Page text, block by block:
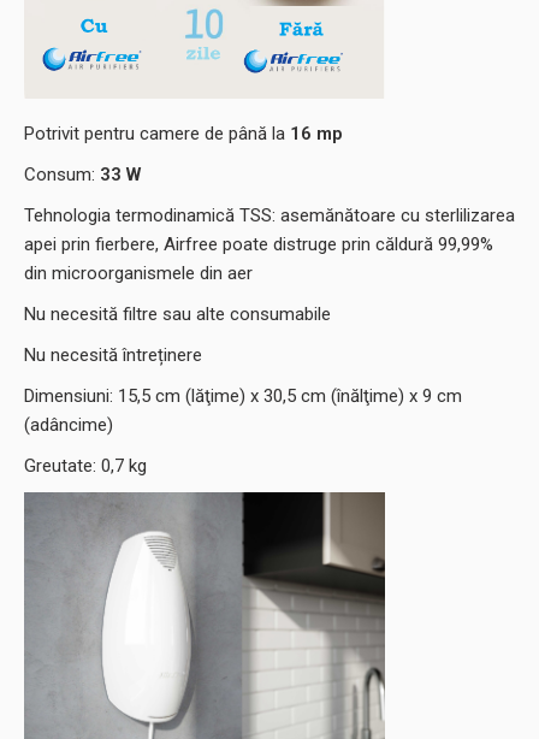
Potrivit pentru camere de până la 16 mp
Consum: 33 W
Tehnologia termodinamică TSS: asemănătoare cu sterlilizarea
apei prin fierbere, Airfree poate distruge prin căldură 99,99%
din microorganismele din aer
Nu necesită filtre sau alte consumabile
Nu necesită întreținere
Dimensiuni: 15,5 cm (lăţime) x 30,5 cm (înălţime) x 9 cm
(adâncime)
Greutate: 0,7 kg